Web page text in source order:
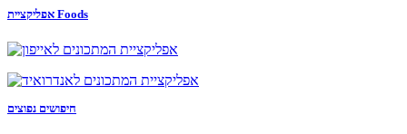
אפליקציית Foods
חיפושים נפוצים